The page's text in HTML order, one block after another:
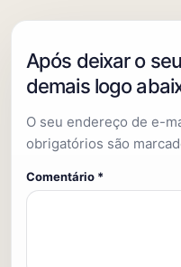
O seu endereço de e-
obrigatórios são
Comentário *